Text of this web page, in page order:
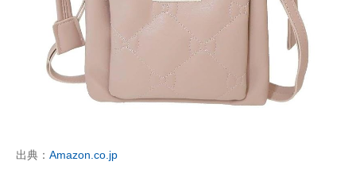
出典： Amazon.co.jp